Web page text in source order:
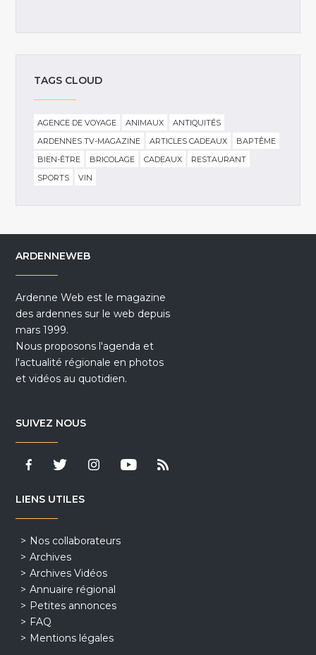
TAGS CLOUD
AGENCE DE VOYAGE ANIMAUX
ANTIQUITÉS
ARDENNES TV-MAGAZINE
ARTICLES CADEAUX
BAPTÊME
BIEN-ÊTRE
BRICOLAGE CADEAUX
RESTAURANT
SPORTS
VIN
ARDENNEWEB
Ardenne Web est le magazine
des ardennes sur le web depuis
mars 1999.
Nous proposons l'agenda et
l'actualité régionale en photos
et vidéos au quotidien.
SUIVEZ NOUS
LIENS UTILES
Nos collaborateurs
Archives
Archives Vidéos
Annuaire régional
Petites annonces
FAQ
Mentions légales